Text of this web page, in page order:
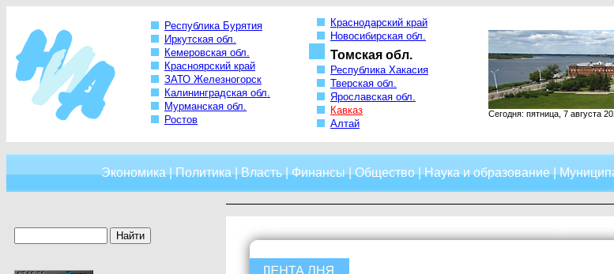
Республика Бурятия
Иркутская обл.
Кемеровская обл.
Красноярский край
ЗАТО Железногорск
Калининградская обл.
Мурманская обл.
Ростов
Краснодарский край
Новосибирская обл.
Томская обл.
Республика Хакасия
Тверская обл.
Ярославская обл.
Кавказ
Алтай
Сегодня: пятница, 7 августа
Экономика|Политика|Власть|Финансы|Общество|Наука и образование|